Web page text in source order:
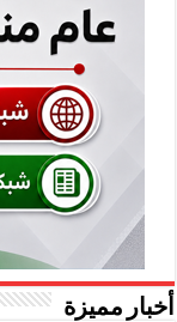
أخبار مميزة